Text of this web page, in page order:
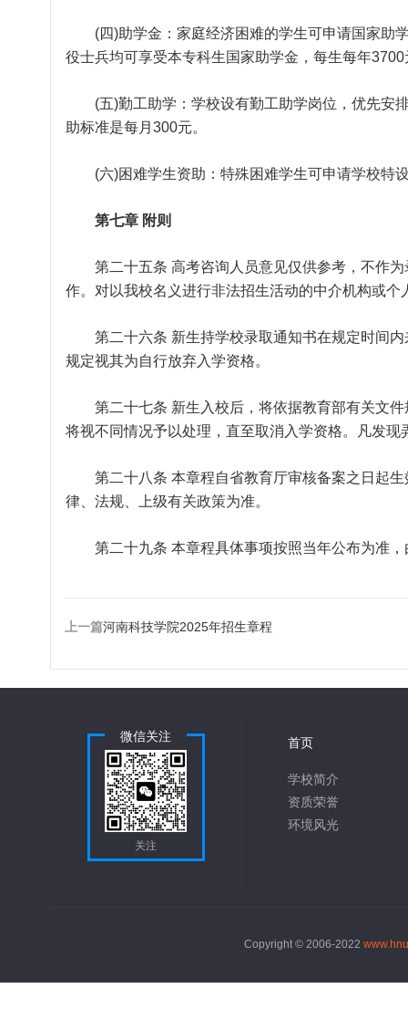
(四)助学金：家庭经济困难的学生可申请国家助
役士兵均可享受本专科生国家助学金，每生每年3700
(五)勤工助学：学校设有勤工助学岗位，优先安
助标准是每月300元。
(六)困难学生资助：特殊困难学生可申请学校特设
第七章 附则
第二十五条 高考咨询人员意见仅供参考，不作为
作。对以我校名义进行非法招生活动的中介机构或
第二十六条 新生持学校录取通知书在规定时间内
规定视其为自行放弃入学资格。
第二十七条 新生入校后，将依据教育部有关文件
将视不同情况予以处理，直至取消入学资格。凡发
第二十八条 本章程自省教育厅审核备案之日起生
律、法规、上级有关政策为准。
第二十九条 本章程具体事项按照当年公布为准，
上一篇河南科技学院2025年招生章程
微信关注
关注
首页
学校简介
资质荣誉
环境风光
Copyright © 2006-2022